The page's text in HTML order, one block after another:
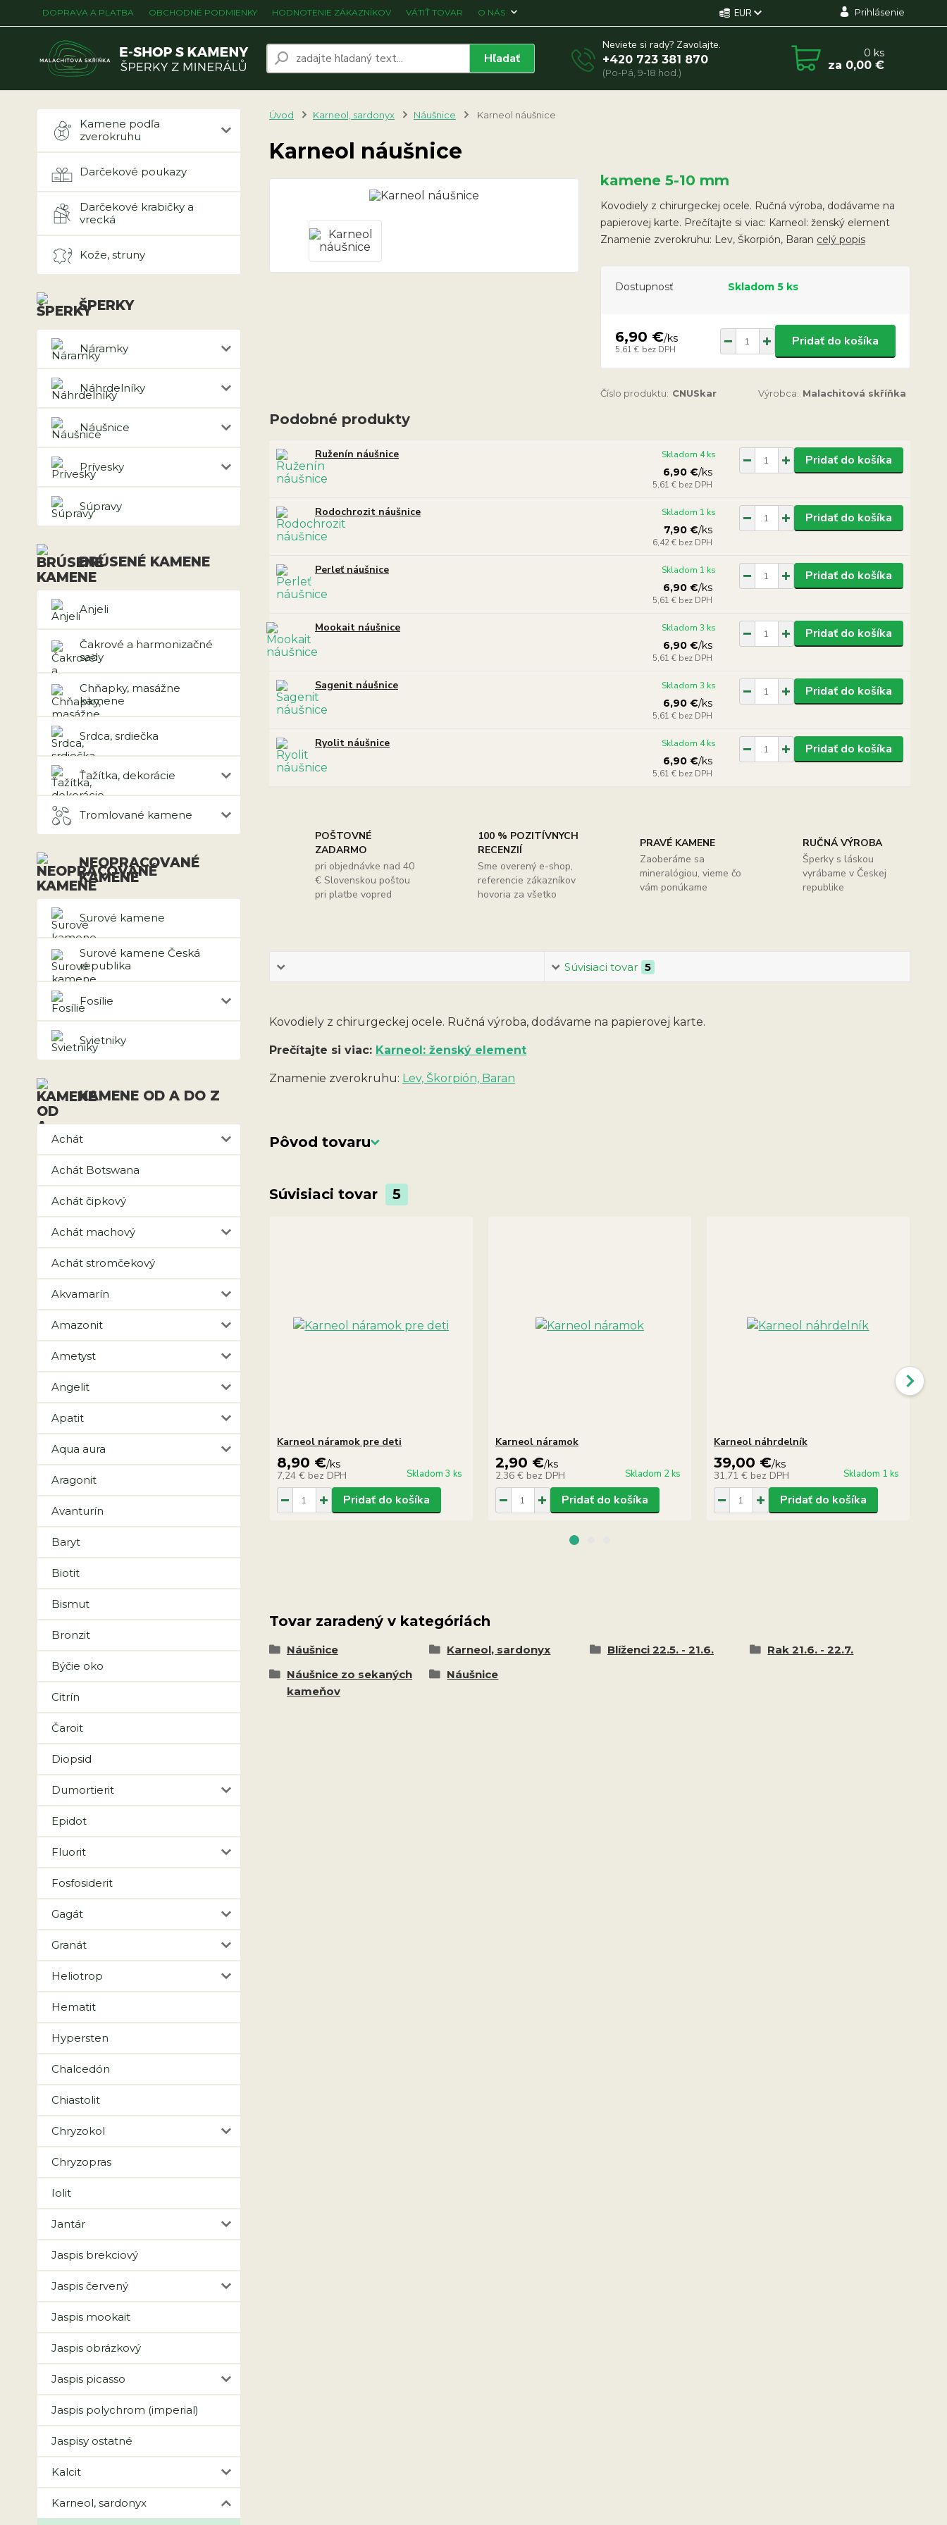
DOPRAVA A PLATBA OBCHODNÉ PODMIENKY HODNOTENIE ZÁKAZNÍKOV VÁTIŤ TOVAR O NÁS EUR Prihlásenie
Hľadať
Neviete si rady? Zavolajte.
+420 723 381 870
(Po-Pá, 9-18 hod.)
0 ks
za 0,00 €
Kamene podľa
zverokruhu
Darčekové poukazy
Darčekové krabičky a
vrecká
Kože, struny
ŠPERKY
Náramky
Náhrdelníky
Náušnice
Prívesky
Súpravy
BRÚSENÉ KAMENE
Anjeli
Čakrové a harmonizačné
sady
Chňapky, masážne
kamene
Srdca, srdiečka
Ťažítka, dekorácie
Tromlované kamene
NEOPRACOVANÉ
KAMENE
Surové kamene
Surové kamene Česká
republika
Fosílie
Svietniky
KAMENE OD A DO Z
Achát
Achát Botswana
Achát čipkový
Achát machový
Achát stromčekový
Akvamarín
Amazonit
Ametyst
Angelit
Apatit
Aqua aura
Aragonit
Avanturín
Baryt
Biotit
Bismut
Bronzit
Býčie oko
Citrín
Čaroit
Diopsid
Dumortierit
Epidot
Fluorit
Fosfosiderit
Gagát
Granát
Heliotrop
Hematit
Hypersten
Chalcedón
Chiastolit
Chryzokol
Chryzopras
Iolit
Jantár
Jaspis brekciový
Jaspis červený
Jaspis mookait
Jaspis obrázkový
Jaspis picasso
Jaspis polychrom (imperial)
Jaspisy ostatné
Kalcit
Karneol, sardonyx
Úvod Karneol, sardonyx Náušnice Karneol náušnice
Karneol náušnice
kamene 5-10 mm
Kovodiely z chirurgeckej ocele. Ručná výroba, dodávame na
papierovej karte. Prečítajte si viac: Karneol: ženský element
Znamenie zverokruhu: Lev, Škorpión, Baran celý popis
Dostupnosť Skladom 5 ks
6,90 €/ks
5,61 € bez DPH
Pridať do košíka
Číslo produktu: CNUSkar Výrobca: Malachitová skříňka
Podobné produkty
Ruženín náušnice
6,90 €/ks
5,61 € bez DPH
Skladom 4 ks Pridať do košíka
Rodochrozit náušnice
7,90 €/ks
6,42 € bez DPH
Skladom 1 ks Pridať do košíka
Perleť náušnice
6,90 €/ks
5,61 € bez DPH
Skladom 1 ks Pridať do košíka
Mookait náušnice
6,90 €/ks
5,61 € bez DPH
Skladom 3 ks Pridať do košíka
Sagenit náušnice
6,90 €/ks
5,61 € bez DPH
Skladom 3 ks Pridať do košíka
Ryolit náušnice
6,90 €/ks
5,61 € bez DPH
Skladom 4 ks Pridať do košíka
POŠTOVNÉ
ZADARMO
pri objednávke nad 40
€ Slovenskou poštou
pri platbe vopred
100 % POZITÍVNYCH
RECENZIÍ
Sme overený e-shop,
referencie zákazníkov
hovoria za všetko
PRAVÉ KAMENE
Zaoberáme sa
mineralógiou, vieme čo
vám ponúkame
RUČNÁ VÝROBA
Šperky s láskou
vyrábame v Českej
republike
Súvisiaci tovar 5
Kovodiely z chirurgeckej ocele. Ručná výroba, dodávame na papierovej karte.
Prečítajte si viac: Karneol: ženský element
Znamenie zverokruhu: Lev, Škorpión, Baran
Pôvod tovaru
Súvisiaci tovar 5
Karneol náramok pre deti
8,90 €/ks
7,24 € bez DPH Skladom 3 ks
Pridať do košíka
Karneol náramok
2,90 €/ks
2,36 € bez DPH Skladom 2 ks
Pridať do košíka
Karneol náhrdelník
39,00 €/ks
31,71 € bez DPH Skladom 1 ks
Pridať do košíka
Tovar zaradený v kategóriách
Náušnice Karneol, sardonyx Blíženci 22.5. - 21.6.
Rak 21.6. - 22.7.
Náušnice zo sekaných
kameňov
Náušnice